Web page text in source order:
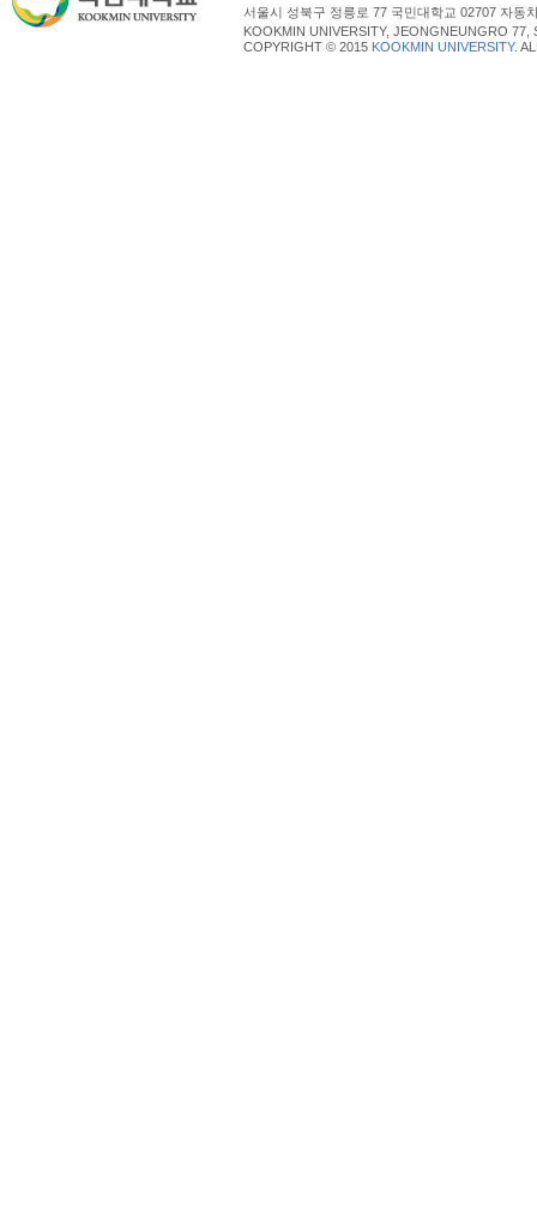
서울시 성북구 정릉로 77 국민대학교 02707 자동
KOOKMIN UNIVERSITY, JEONGNEUNGRO
COPYRIGHT © 2015 KOOKMIN UNIVERSITY.